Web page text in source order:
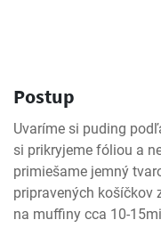
Postup
Uvaríme si puding
si prikryjeme fóliou a
primiešame jemný
pripravených košíčkov
na muffiny cca 10-